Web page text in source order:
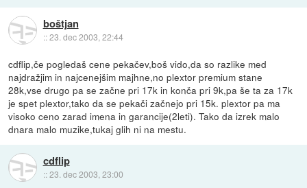
boštjan
::23. dec 2003, 22:44
cdflip,če pogledaš cene pekačev,boš vido,da so razlike med
najdražjim in najcenejšim majhne,no plextor premium stane
28k,vse drugo pa se začne pri 17k in konča pri 9k,pa še ta za 17k
je spet plextor,tako da se pekači začnejo pri 15k. plextor pa ma
visoko ceno zarad imena in garancije(2leti). Tako da izrek malo
dnara malo muzike,tukaj glih ni na mestu.
cdflip
::23. dec 2003, 23:00